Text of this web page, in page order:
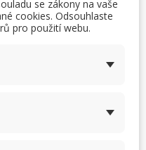
se zákony na vaše
cookies. Odsouhlaste
pro použití webu.